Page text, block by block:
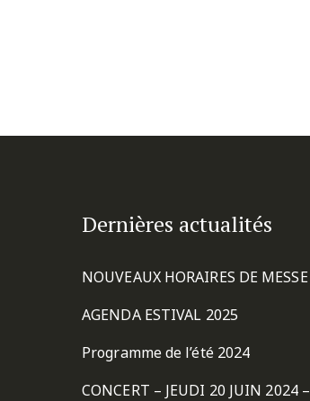
Dernières actualités
NOUVEAUX HORAIRES DE MESSE
AGENDA ESTIVAL 2025
Programme de l’été 2024
CONCERT – JEUDI 20 JUIN 2024 –